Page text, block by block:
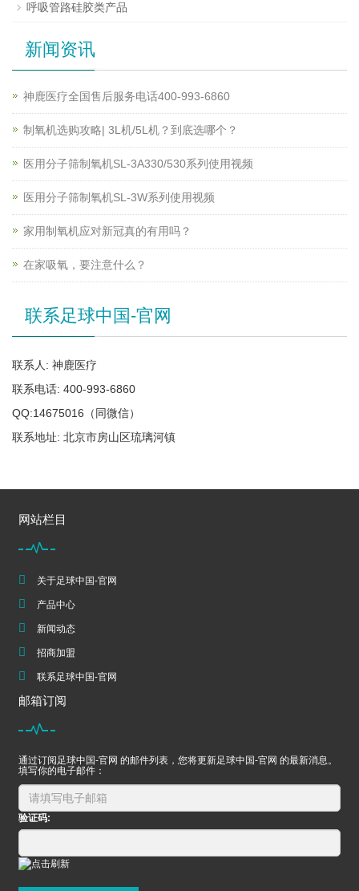
呼吸管路硅胶类产品
新闻资讯
神鹿医疗全国售后服务电话400-993-6860
制氧机选购攻略| 3L机/5L机？到底选哪个？
医用分子筛制氧机SL-3A330/530系列使用视频
医用分子筛制氧机SL-3W系列使用视频
家用制氧机应对新冠真的有用吗？
在家吸氧，要注意什么？
联系足球中国-官网
联系人: 神鹿医疗
联系电话: 400-993-6860
QQ:14675016（同微信）
联系地址: 北京市房山区琉璃河镇
网站栏目
关于足球中国-官网
产品中心
新闻动态
招商加盟
联系足球中国-官网
邮箱订阅
通过订阅足球中国-官网 的邮件列表，您将更新足球中国-官网 的最新消息。
填写你的电子邮件：
验证码: